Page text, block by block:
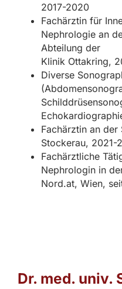
2017-2020
Fachärztin für
Nephrologie an
Abteilung der
Klinik Ottakring,
Diverse
Fachärztin an der
Stockerau, 2021-
Fachärztliche
Nephrologin in
Nord.at, Wien,
Dr. med. univ.